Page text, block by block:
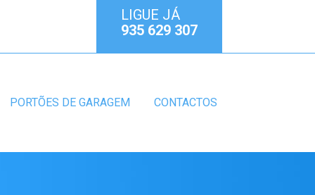
LIGUE JÁ
935 629 307
PORTÕES DE GARAGEM CONTACTOS